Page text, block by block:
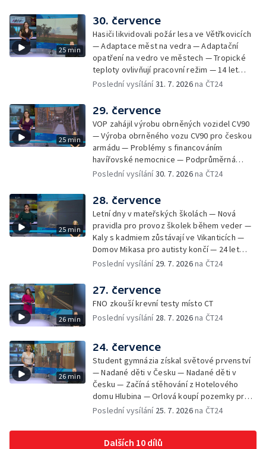
počasí na následující dny — Vedra táhnou na
chladnější místa — Hasiči lokalizovali požár
lesa na Opavsku — Požáry zemědělské
techniky na Olomoucku — Dva roky od
požáru škol v Českém Těšíně — Výstava
Sladké vzpomínky Opavska
25 min
30. července
Hasiči likvidovali požár lesa ve Větřkovicích
— Adaptace měst na vedra — Adaptační
opatření na vedro ve městech — Tropické
teploty ovlivňují pracovní režim — 14 let
vězení za vraždu ženy ve Staříči/ —
— Podvodník připravil 17 lidí o 4 miliony —
DPO pořídí 70 nových elektrobusů — V
Olomouci přibude 20 elektrobusů —
Mistryně světa Kneblová zpět v Olomouci —
Mobilní kurníky pomáhají s kvalitou půdy —
Výběr ze sociálních sítí ČT — Nové varhany v
Rudě u Rýmařova
Poslední vysílání31. 7. 2026na ČT24
25 min
29. července
VOP zahájil výrobu obrněných vozidel CV90
— Výroba obrněného vozu CV90 pro českou
armádu — Problémy s financováním
havířovské nemocnice — Podprůměrná
návštěvnost koupališť v červenci — Do
Nedostatek krve v transfuzních stanicích —
Spor kvůli novému chodníku na Keprník —
Olomoucké shakespearovské léto
Poslední vysílání30. 7. 2026na ČT24
25 min
28. července
Letní dny v mateřských školách — Nová
pravidla pro provoz školek během veder —
Kaly s kadmiem zůstávají ve Vikanticích —
Domov Mikasa pro autisty končí — 24 let
vězení za zapálení ženy — Kybernetický
Gorol se chystá na festival — Nová
cyklostezka až na Slovensko — AI pomáhá
při endoskopii — Výběr ze sociálních sítí ČT
— Zemřela baletka Vlasta Pavelcová —
Jičíně
Poslední vysílání 29. 7. 2026na ČT24
26 min
27. července
FNO zkouší krevní testy místo CT
Poslední vysílání 28. 7. 2026na ČT24
26 min
24. července
Student gymnázia získal světové prvenství
— Nadané děti v Česku — Nadané děti v
Česku — Začíná stěhování z Hotelového
domu Hlubina — Orlová koupí pozemky pro
rodinné domy — Tatra Trucks na čínském
karase obecného — Obnova zeleně v
Komenského sadech — Přehled sociálních
Poslední vysílání 25. 7. 2026na ČT24
Dalších 10 dílů